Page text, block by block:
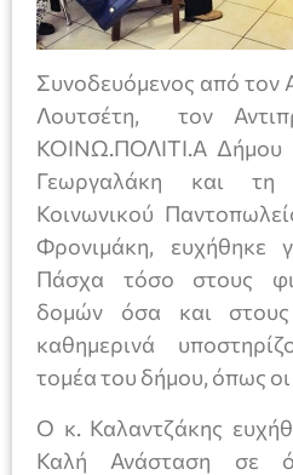
Συνοδευόμενος από τον
Λουτσέτη, τον
ΚΟΙΝΩ.ΠΟΛΙΤΙ.Α Δήμου
Γεωργαλάκη και τη
Κοινωνικού
Φρονιμάκη, ευχήθηκε
Πάσχα τόσο στους
δομών όσα και στους
καθημερινά
τομέα του δήμου, όπως
Ο κ. Καλαντζάκης
Καλή Ανάσταση σε